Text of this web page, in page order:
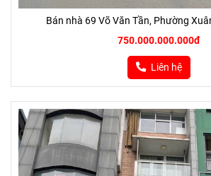
Bán nhà 69 Võ Văn Tần, Phường
750.000.000.000đ
Liên hệ